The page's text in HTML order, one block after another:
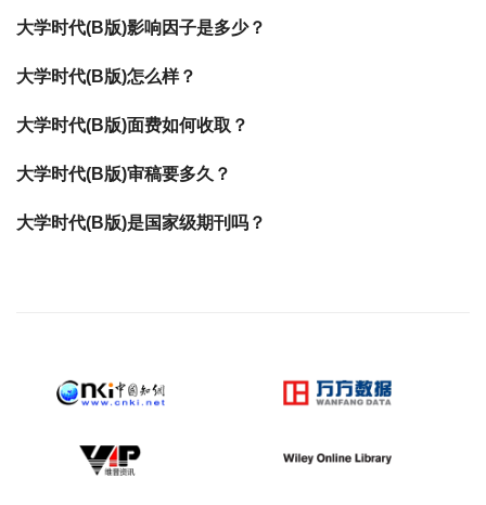
大学时代(B版)影响因子是多少？
大学时代(B版)怎么样？
大学时代(B版)面费如何收取？
大学时代(B版)审稿要多久？
大学时代(B版)是国家级期刊吗？